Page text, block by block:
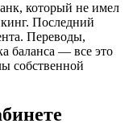
который не имел
Последний
Переводы,
баланса — все это
собственной